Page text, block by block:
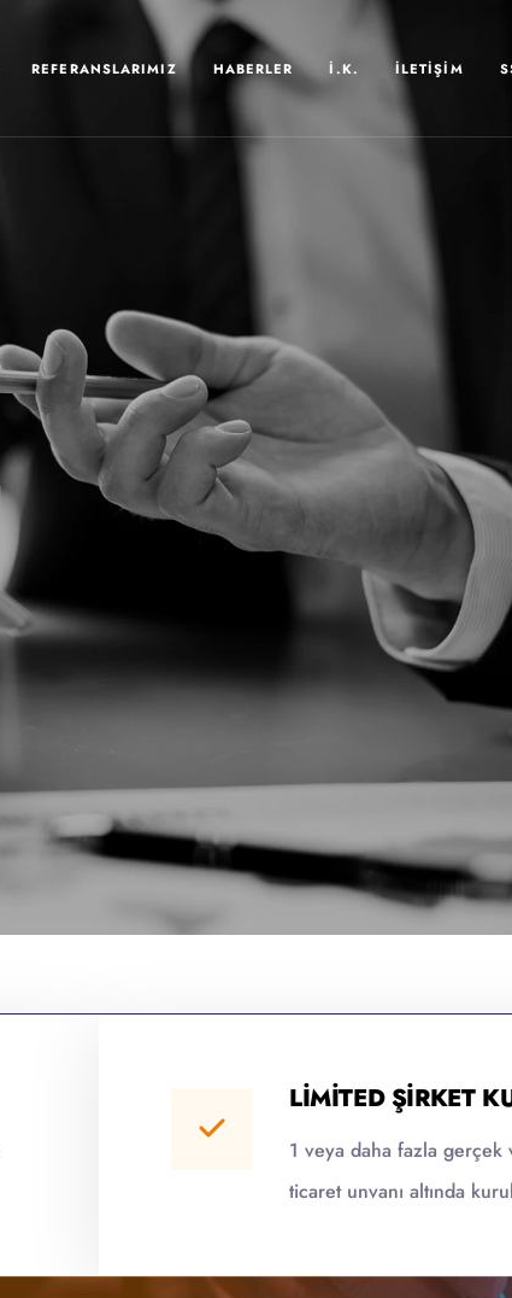
REFERANSLARIMIZ HABERLER İ.K. İLETIŞIM
LIMITED ŞIRKET
1 veya daha fazla gerçek
ticaret unvanı altında